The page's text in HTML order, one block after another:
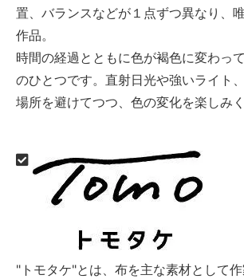
置、バランスなどが１点ずつ異なり、
作品。
時間の経過とともに色が褐色に変わっ
のひとつです。直射日光や強いライト
場所を避けてつつ、色の変化を楽しみく
"トモタケ"とは、布を主な素材として